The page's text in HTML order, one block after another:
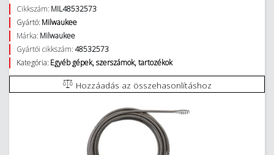
Cikkszám: MIL48532573
Gyártó: Milwaukee
Márka: Milwaukee
Gyártói cikkszám:48532573
Kategória: Egyéb gépek, szerszámok, tartozékok
Hozzáadás az összehasonlításhoz